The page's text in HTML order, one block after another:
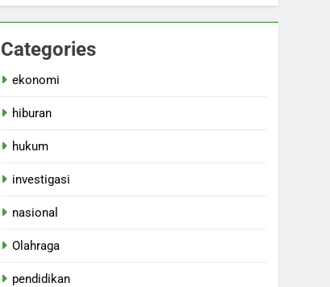
Categories
ekonomi
hiburan
hukum
investigasi
nasional
Olahraga
pendidikan